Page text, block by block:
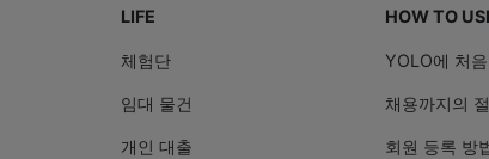
LIFE
체험단
임대 물건
개인 대출
HOW TO
YOLO에 처
채용까지의
회원 등록 방